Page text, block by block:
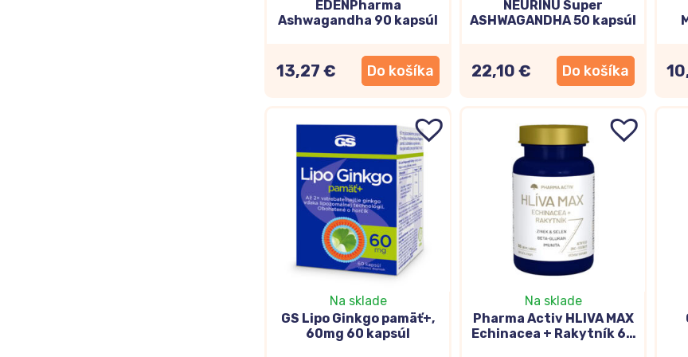
antioxidačné
radikálmi.
Zobraziť
Lecitín
Lecitín je zložitá zmes fosfolipidov, ktoré sú hlavnou zložkou buniek
vyskytuje v potravinách, ako sú vaječné žĺtky, sójové bôby, obilniny,
podporuje pamäť aj koncentráciu
DMAE
EDENPharma
Ashwagandha 90 kapsúl
13,27 € Do košíka
NEURINU Super
ASHWAGANDHA 50 kapsúl
22,10 € Do košíka
Na sklade
GS Lipo Ginkgo pamäť+,
60mg 60 kapsúl
Na sklade
Pharma Activ HLIVA MAX
Echinacea + Rakytník 60